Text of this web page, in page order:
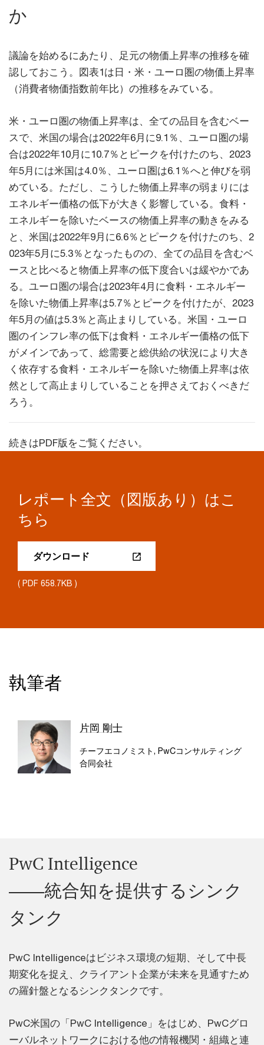
か
議論を始めるにあたり、足元の物価上昇率の推移を確
認しておこう。図表1は日・米・ユーロ圏の物価上昇率
（消費者物価指数前年比）の推移をみている。
米・ユーロ圏の物価上昇率は、全ての品目を含むベー
スで、米国の場合は2022年6月に9.1％、ユーロ圏の場
合は2022年10月に10.7％とピークを付けたのち、2023
年5月には米国は4.0％、ユーロ圏は6.1％へと伸びを弱
めている。ただし、こうした物価上昇率の弱まりには
エネルギー価格の低下が大きく影響している。食料・
エネルギーを除いたベースの物価上昇率の動きをみる
と、米国は2022年9月に6.6％とピークを付けたのち、2
023年5月に5.3％となったものの、全ての品目を含むベ
ースと比べると物価上昇率の低下度合いは緩やかであ
る。ユーロ圏の場合は2023年4月に食料・エネルギー
を除いた物価上昇率は5.7％とピークを付けたが、2023
年5月の値は5.3％と高止まりしている。米国・ユーロ
圏のインフレ率の低下は食料・エネルギー価格の低下
がメインであって、総需要と総供給の状況により大き
く依存する食料・エネルギーを除いた物価上昇率は依
然として高止まりしていることを押さえておくべきだ
ろう。
続きはPDF版をご覧ください。
レポート全文（図版あり）はこ
ちら
ダウンロード
( PDF 658.7KB )
執筆者
片岡 剛士
チーフエコノミスト, PwCコンサルティング
合同会社
PwC Intelligence
――統合知を提供するシンク
タンク
PwC Intelligenceはビジネス環境の短期、そして中長
期変化を捉え、クライアント企業が未来を見通すため
の羅針盤となるシンクタンクです。
PwC米国の「PwC Intelligence」をはじめ、PwCグロ
ーバルネットワークにおける他の情報機関・組織と連